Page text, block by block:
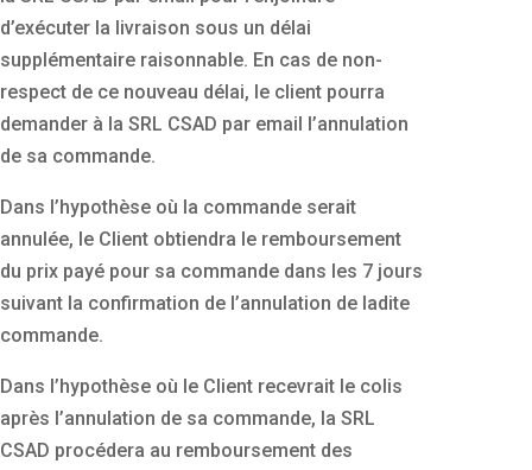
d’exécuter la livraison sous un délai
supplémentaire raisonnable. En cas de non-
respect de ce nouveau délai, le client pourra
demander à la SRL CSAD par email l’annulation
de sa commande.
Dans l’hypothèse où la commande serait
annulée, le Client obtiendra le remboursement
du prix payé pour sa commande dans les 7 jours
suivant la confirmation de l’annulation de ladite
commande.
Dans l’hypothèse où le Client recevrait le colis
après l’annulation de sa commande, la SRL
CSAD procédera au remboursement des